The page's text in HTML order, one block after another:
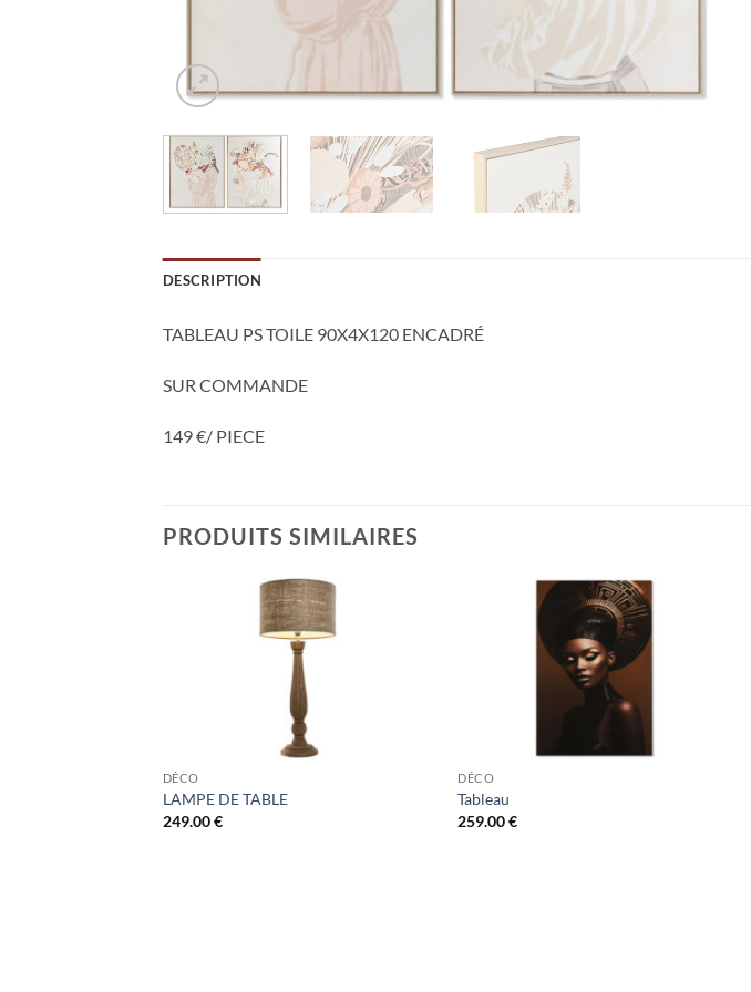
DESCRIPTION
TABLEAU PS TOILE 90X4X120 ENCADRÉ
SUR COMMANDE
149 €/ PIECE
PRODUITS SIMILAIRES
DÉCO
LAMPE DE TABLE
249.00€
DÉCO
Tableau
259.00€